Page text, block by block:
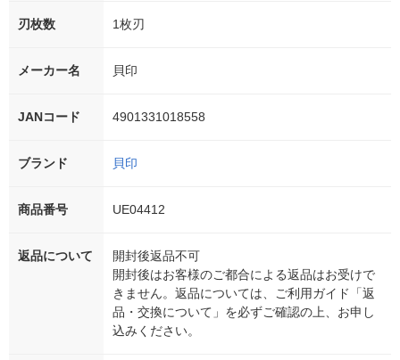
刃枚数 1枚刃
メーカー名 貝印
JANコード 4901331018558
ブランド 貝印
商品番号 UE04412
返品について
開封後返品不可
開封後はお客様のご都合による返品はお受けで
きません。返品については、ご利用ガイド「返
品・交換について」を必ずご確認の上、お申し
込みください。